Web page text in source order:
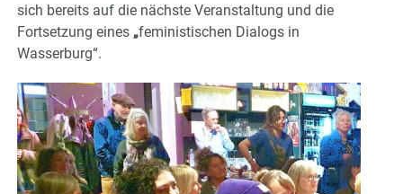
sich bereits auf die nächste Veranstaltung und die
Fortsetzung eines „feministischen Dialogs in
Wasserburg“.